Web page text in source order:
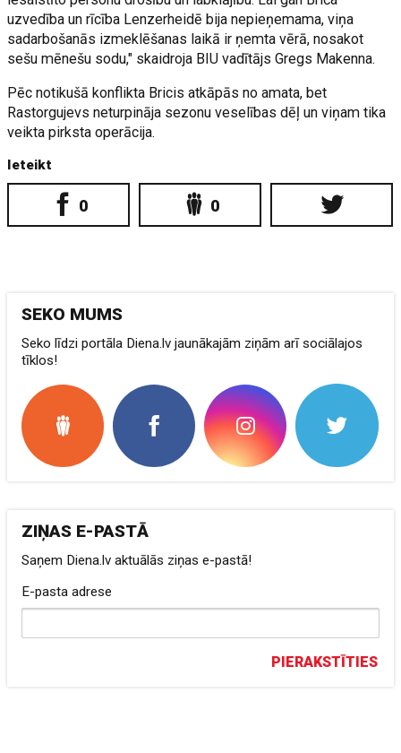
uzvedība un rīcība Lenzerheidē bija nepieņemama, viņa
sadarbošanās izmeklēšanas laikā ir ņemta vērā, nosakot
sešu mēnešu sodu," skaidroja BIU vadītājs Gregs Makenna.
Pēc notikušā konflikta Bricis atkāpās no amata, bet
Rastorgujevs neturpināja sezonu veselības dēļ un viņam tika
veikta pirksta operācija.
Ieteikt
0 0
SEKO MUMS
Seko līdzi portāla Diena.lv jaunākajām ziņām arī sociālajos
tīklos!
ZIŅAS E-PASTĀ
Saņem Diena.lv aktuālās ziņas e-pastā!
E-pasta adrese
PIERAKSTĪTIES